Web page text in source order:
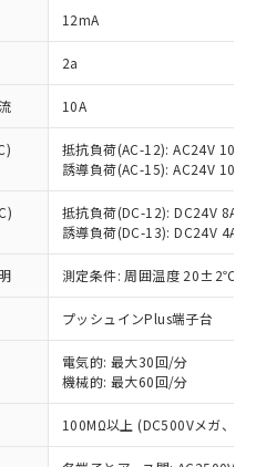
12mA
2a
10A
抵抗負荷(AC-12): AC24V 10A/
誘導負荷(AC-15): AC24V
抵抗負荷(DC-12): DC24V 8A/
誘導負荷(DC-13): DC24V 4A/
測定条件: 周囲温度 20±2℃、
プッシュインPlus端子台
電気的: 最大30回/分
機械的: 最大60回/分
100MΩ以上 (DC500Vメガ、点
ただき、同意のうえ
当社制御機器事業取扱
状況および標準価格
ていただくもので
象外となる商品もある
ださい。
標準価格照会結果は、
新日時点での社内デー
されるものであり、閲
の実際の在庫および標
が提供可能な商品で
令（10物質）の非含
り替える予定のある
指令（10物質）の
で、対応品を出す予
指令（10物質）の
査中または確認中の
料など無形物で、有
い商品です。
、非含有部品として
判明した場合などや
があります。
(Hg) 1000ppm以下、 カド
以下、ポリ臭化ビフェニル
含有率が中国RoHSの
を示します。
有率が中国RoHSの
とを示します。
当社販売部門へお問
(GB/T26572)：
) : 1000ppm、 Cd(カドミウ
貴社製品のうち、外国
貿易法に定める商品
等」という）を輸出
提供する場合は、日本
(または役務取引許
どの必要な手続きを